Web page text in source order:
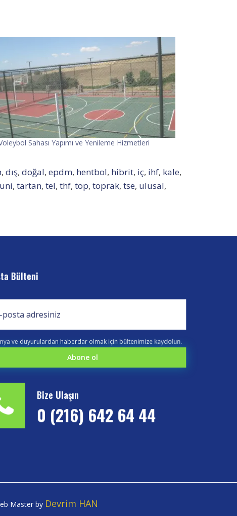
Sahası Yapımı ve Yenileme Hizmetleri
, dış, doğal, epdm, hentbol, hibrit, iç, ihf, kale,
, tartan, tel, thf, top, toprak, tse, ulusal,
Bülteni
ve duyurulardan haberdar olmak için bültenimize kaydolun.
Bize Ulaşın
0 (216) 642 64 44
Master by Devrim HAN